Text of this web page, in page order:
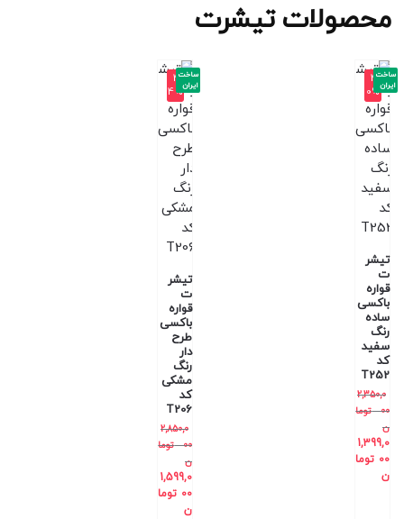
محصولات تیشرت
-4
0%
تیشر
ت
قواره
باکسی
ساده
رنگ
سفید
کد
T252
2,350,0
00
توما
ن
1,399,0
00 توما
ن
ساخت
ایران
-4
4%
تیشر
ت
قواره
باکسی
طرح
دار
رنگ
مشکی
کد
T206
2,850,0
00
توما
ن
1,599,0
00 توما
ن
ساخت
ایران